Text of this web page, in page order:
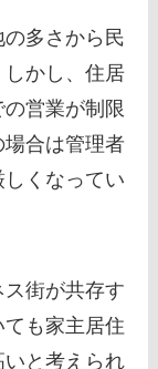
多さから民
かし、住居
営業が制限
合は管理者
くなってい
街が共存す
も家主居住
と考えられ